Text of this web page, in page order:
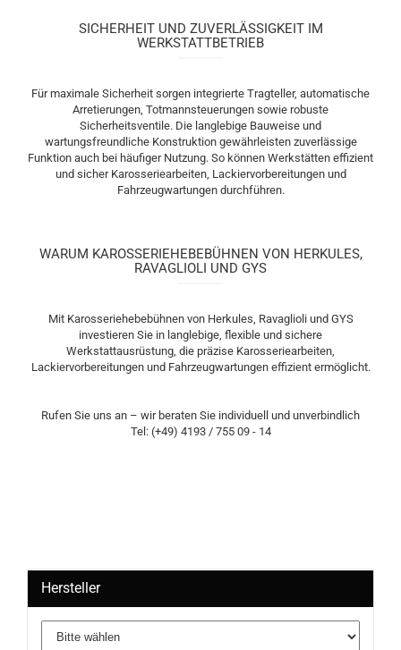
SICHERHEIT UND ZUVERLÄSSIGKEIT IM
WERKSTATTBETRIEB
Für maximale Sicherheit sorgen integrierte Tragteller, automatische
Arretierungen, Totmannsteuerungen sowie robuste
Sicherheitsventile. Die langlebige Bauweise und
wartungsfreundliche Konstruktion gewährleisten zuverlässige
Funktion auch bei häufiger Nutzung. So können Werkstätten effizient
und sicher Karosseriearbeiten, Lackiervorbereitungen und
Fahrzeugwartungen durchführen.
WARUM KAROSSERIEHEBEBÜHNEN VON HERKULES,
RAVAGLIOLI UND GYS
Mit Karosseriehebebühnen von Herkules, Ravaglioli und GYS
investieren Sie in langlebige, flexible und sichere
Werkstattausrüstung, die präzise Karosseriearbeiten,
Lackiervorbereitungen und Fahrzeugwartungen effizient ermöglicht.
Rufen Sie uns an – wir beraten Sie individuell und unverbindlich
Tel: (+49) 4193 / 755 09 - 14
Hersteller